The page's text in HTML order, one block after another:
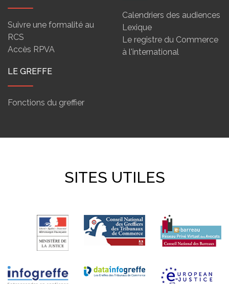
Suivre une formalité au
RCS
Accès RPVA
Calendriers des audiences
Lexique
Le registre du Commerce
à l'international
LE GREFFE
Fonctions du greffier
SITES UTILES